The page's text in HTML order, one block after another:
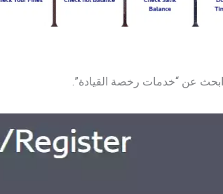
ابحث عن “خدمات رخصة القيادة”.